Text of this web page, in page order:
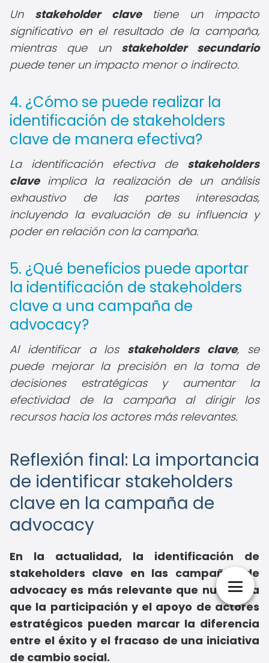
Un stakeholder clavetiene un impacto
significativo en el resultado de la campaña,
mientras que un stakeholder secundario
puede tener un impacto menor o indirecto.
4. ¿Cómo se puede realizar la
identificación de stakeholders
clave de manera efectiva?
La identificación efectiva de stakeholders
claveimplica la realización de un análisis
exhaustivo de las partes interesadas,
incluyendo la evaluación de su influencia y
poder en relación con la campaña.
5. ¿Qué beneficios puede aportar
la identificación de stakeholders
clave a una campaña de
advocacy?
Al identificar a los stakeholders clave, se
puede mejorar la precisión en la toma de
decisiones estratégicas y aumentar la
efectividad de la campaña al dirigir los
recursos hacia los actores más relevantes.
Reflexión final: La importancia
de identificar stakeholders
clave en la campaña de
advocacy
En la actualidad, la identificación de
stakeholders clave en las campañas de
advocacy es más relevante que nunca, ya
que la participación y el apoyo de actores
estratégicos pueden marcar la diferencia
entre el éxito y el fracaso de una iniciativa
de cambio social.